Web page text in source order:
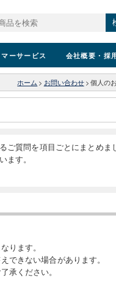
ーサービス 会社概要 ・採
ホーム > お問い合わせ > 個人の
ご質問を項目ごとにまとめま
す。
ります。
できない場合があります。
承ください。